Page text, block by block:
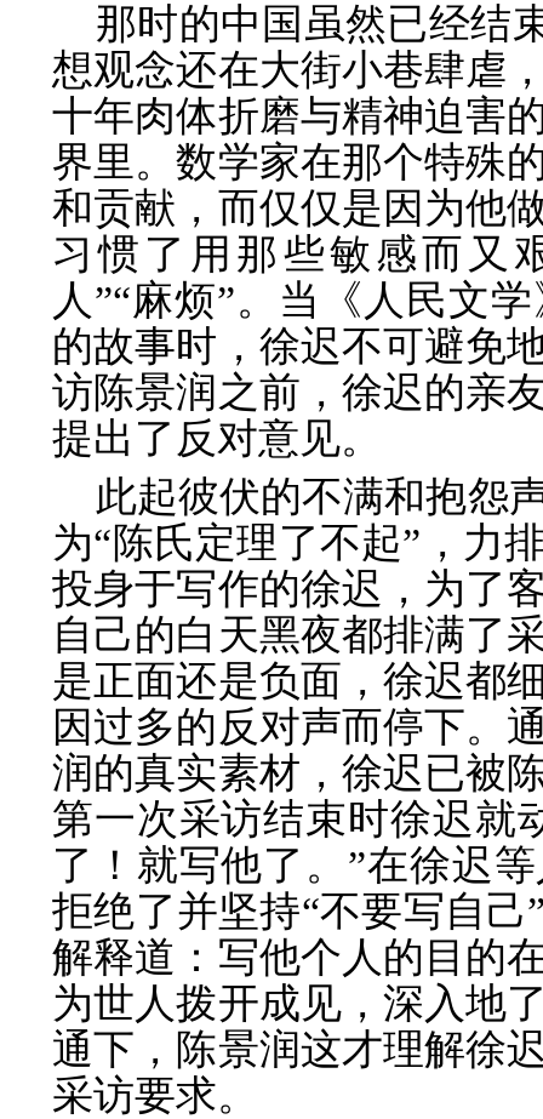
那时的中国虽然已经结
想观念还在大街小巷肆虐
十年肉体折磨与精神迫害
界里。数学家在那个特殊
和贡献，而仅仅是因为他
习惯了用那些敏感而
人”“麻烦”。当《人民文
的故事时，徐迟不可避免
访陈景润之前，徐迟的亲
提出了反对意见。
此起彼伏的不满和抱怨
为“陈氏定理了不起”，力
投身于写作的徐迟，为了
自己的白天黑夜都排满了
是正面还是负面，徐迟都
因过多的反对声而停下。
润的真实素材，徐迟已被
第一次采访结束时徐迟就
了！就写他了。”在徐迟
拒绝了并坚持“不要写自
解释道：写他个人的目的
为世人拨开成见，深入地
通下，陈景润这才理解徐
采访要求。